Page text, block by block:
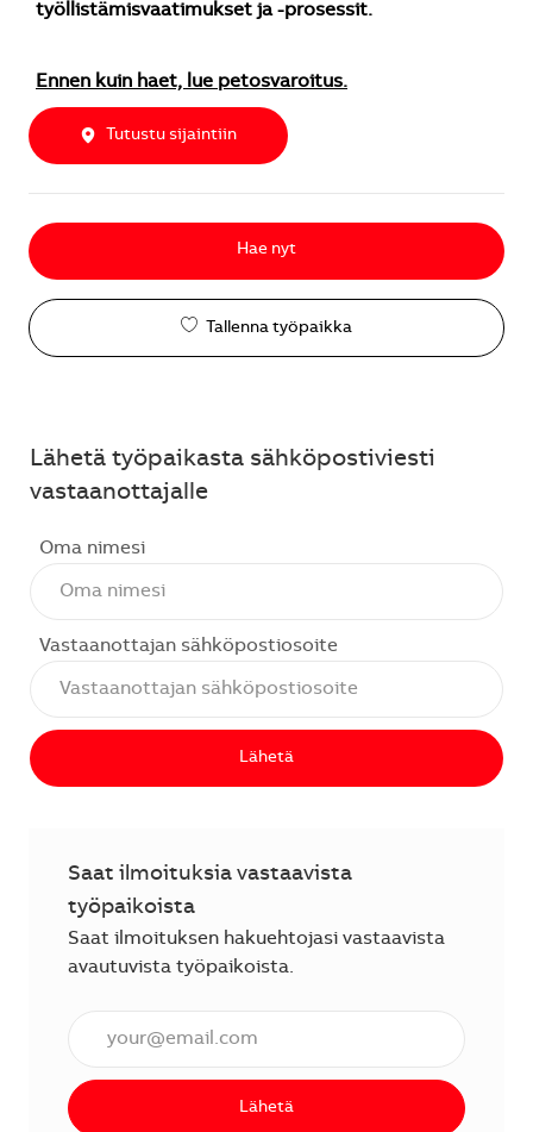
työllistämisvaatimukset ja -prosessit.
Ennen kuin haet, lue petosvaroitus.
Tutustu sijaintiin
Hae nyt
Tallenna työpaikka
Lähetä työpaikasta sähköpostiviesti
vastaanottajalle
Oma nimesi
Vastaanottajan sähköpostiosoite
Lähetä
Saat ilmoituksia vastaavista
työpaikoista
Saat ilmoituksen hakuehtojasi vastaavista
avautuvista työpaikoista.
Lähetä